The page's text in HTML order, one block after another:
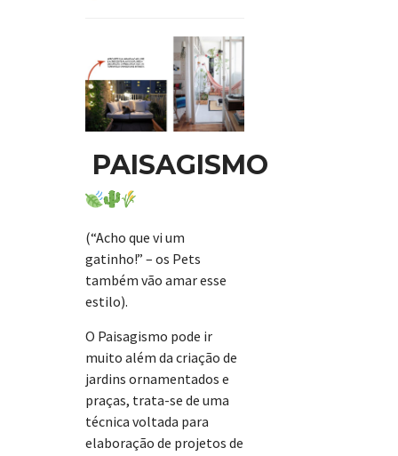
PAISAGISMO
(“Acho que vi um
gatinho!” – os Pets
também vão amar esse
estilo).
O Paisagismo pode ir
muito além da criação de
jardins ornamentados e
praças, trata-se de uma
técnica voltada para
elaboração de projetos de